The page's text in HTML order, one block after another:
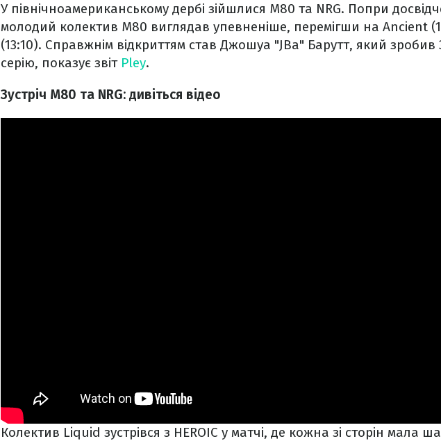
У північноамериканському дербі зійшлися M80 та NRG. Попри
молодий колектив M80 виглядав упевненіше, перемігши на Ancient
(13:10). Справжнім відкриттям став Джошуа "JBa" Барутт, який зробив
серію, показує звіт Pley.
Зустріч M80 та NRG: дивіться відео
Колектив Liquid зустрівся з HEROIC у матчі, де кожна зі сторін мала